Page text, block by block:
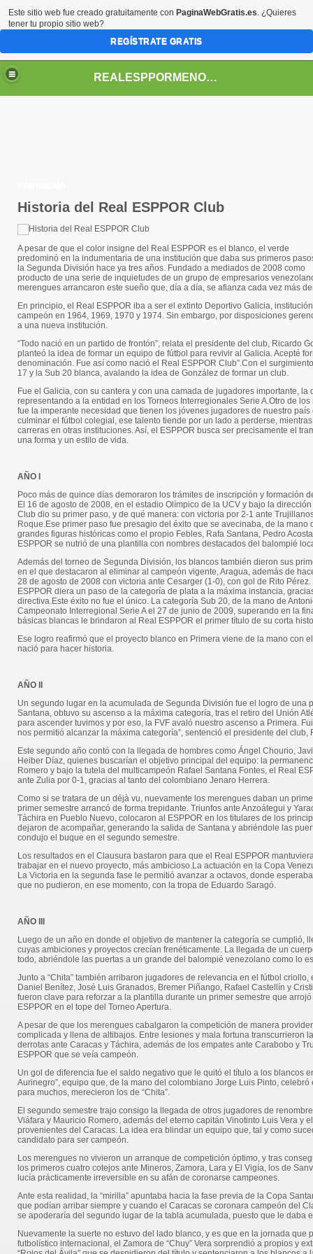
REALESPPORMENORES
Historia del Real ESPPOR Club
A pesar de que el color insigne del Real ESPPOR es el blanco, el verde
predominó en la indumentaria de una institución que daba sus primeros
la Segunda División hace ya tres años. Fundado a mediados de 2008 como
producto de una serie de inquietudes de un grupo de empresarios
merengues arrancaron este sueño que, día a día, se afianza cada vez más
En principio, el Real ESPPOR iba a ser el extinto Deportivo Galicia,
campeón en 1964, 1969, 1970 y 1974. Sin embargo, por disposiciones
a una nueva institución.
“Todo nació en un partido de frontón”, relata el presidente del club, Ricardo
planteó la idea de formar un equipo de fútbol para revivir al Galicia. Acepté
denominación. Fue así como nació el Real ESPPOR Club”.Con el
17 y la Sub 20 blanca, avalando la idea de González de formar un club.
Fue el Galicia, con su cantera y con una camada de jugadores importante, la
representando a la entidad en los Torneos Interregionales Serie A.Otro de
fue la imperante necesidad que tienen los jóvenes jugadores de nuestro
culminar el fútbol colegial, ese talento tiende por un lado a perderse,
carreras en otras instituciones. Así, el ESPPOR busca ser precisamente el
una forma y un estilo de vida.
AÑO I
Poco más de quince días demoraron los trámites de inscripción y formación
El 16 de agosto de 2008, en el estadio Olímpico de la UCV y bajo la
Club dio su primer paso, y de qué manera: con victoria por 2-1 ante
Roque.Ese primer paso fue presagio del éxito que se avecinaba, de la
grandes figuras históricas como el propio Febles, Rafa Santana, Pedro
ESPPOR se nutrió de una plantilla con nombres destacados del balompié
Además del torneo de Segunda División, los blancos también dieron sus
en el que destacaron al eliminar al campeón vigente, Aragua, además de
28 de agosto de 2008 con victoria ante Cesarger (1-0), con gol de Rito
ESPPOR diera un paso de la categoría de plata a la máxima instancia,
directiva.Este éxito no fue el único. La categoría Sub 20, de la mano de
Campeonato Interregional Serie A el 27 de junio de 2009, superando en la
básicas blancas le brindaron al Real ESPPOR el primer título de su corta
Ese logro reafirmó que el proyecto blanco en Primera viene de la mano con
nació para hacer historia.
AÑO II
Un segundo lugar en la acumulada de Segunda División fue el logro de una
Santana, obtuvo su ascenso a la máxima categoría, tras el retiro del Unión
para ascender tuvimos y por eso, la FVF avaló nuestro ascenso a Primera.
nos permitió alcanzar la máxima categoría”, sentenció el presidente del club,
Este segundo año contó con la llegada de hombres como Ángel Chourio,
Heiber Díaz, quienes buscarían el objetivo principal del equipo: la
Romero y bajo la tutela del multicampeón Rafael Santana Fontes, el Real
ante Zulia por 0-1, gracias al tanto del colombiano Jenaro Herrera.
Como si se tratara de un déjà vu, nuevamente los merengues daban un
primer semestre arrancó de forma trepidante. Triunfos ante Anzoátegui y
Táchira en Pueblo Nuevo, colocaron al ESPPOR en los titulares de los
dejaron de acompañar, generando la salida de Santana y abriéndole las
condujo el buque en el segundo semestre.
Los resultados en el Clausura bastaron para que el Real ESPPOR
trabajar en el nuevo proyecto, más ambicioso.La actuación en la Copa
La Victoria en la segunda fase le permitió avanzar a octavos, donde
que no pudieron, en ese momento, con la tropa de Eduardo Saragó.
AÑO III
Luego de un año en donde el objetivo de mantener la categoría se cumplió,
cuyas ambiciones y proyectos crecían frenéticamente. La llegada de un
todo, abriéndole las puertas a un grande del balompié venezolano como lo
Junto a “Chita” también arribaron jugadores de relevancia en el fútbol
Daniel Benítez, José Luis Granados, Bremer Piñango, Rafael Castellín y
fueron clave para reforzar a la plantilla durante un primer semestre que
ESPPOR en el tope del Torneo Apertura.
A pesar de que los merengues cabalgaron la competición de manera
complicada y llena de altibajos. Entre lesiones y mala fortuna transcurrieron
derrotas ante Caracas y Táchira, además de los empates ante Carabobo y
ESPPOR que se veía campeón.
Un gol de diferencia fue el saldo negativo que le quitó el título a los blancos
Aurinegro”, equipo que, de la mano del colombiano Jorge Luis Pinto,
para muchos, merecieron los de “Chita”.
El segundo semestre trajo consigo la llegada de otros jugadores de
Viáfara y Mauricio Romero, además del eterno capitán Vinotinto Luis Vera y
provenientes del Caracas. La idea era blindar un equipo que, tal y como
candidato para ser campeón.
Los merengues no vivieron un arranque de competición óptimo, y tras
los primeros cuatro cotejos ante Mineros, Zamora, Lara y El Vigía, los de
lucía prácticamente irreversible en su afán de coronarse campeones.
Ante esta realidad, la “mirilla” apuntaba hacia la fase previa de la Copa
que podían arribar siempre y cuando el Caracas se coronara campeón del
se apoderaría del segundo lugar de la tabla acumulada, puesto que le daba
Nuevamente la suerte no estuvo del lado blanco, y es que en la jornada que
futbolístico internacional, el Zamora de “Chuy” Vera sorprendió a propios y
Este sitio web fue creado gratuitamente con PaginaWebGratis.es. ¿Quieres
tener tu propio sitio web?
REGÍSTRATE GRATIS